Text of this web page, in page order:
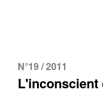
N°19 / 2011
L'inconscient